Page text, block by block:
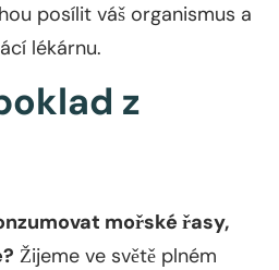
posílit váš organismus a
lékárnu.
z
mořské řasy,
Žijeme ve světě plném